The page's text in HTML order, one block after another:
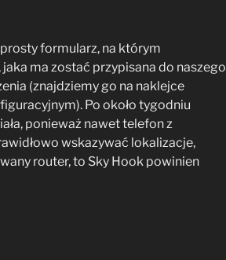
formularz, na którym
ma zostać przypisana do naszego
(znajdziemy go na naklejce
Po około tygodniu
ponieważ nawet telefon z
wskazywać lokalizacje,
router, to Sky Hook powinien